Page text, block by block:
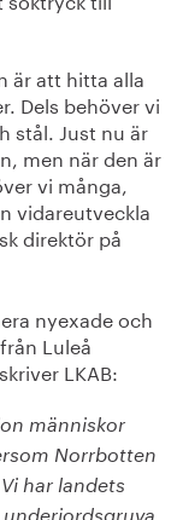
är att hitta alla
Dels behöver vi
stål. Just nu är
men när den är
vi många,
vidareutveckla
direktör på
nyexade och
Luleå
LKAB:
människor
Norrbotten
har landets